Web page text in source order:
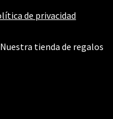
de privacidad